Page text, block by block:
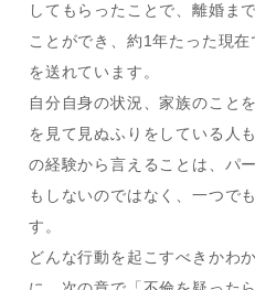
してもらったことで、離婚ま
ことができ、約1年たった現
を送れています。
自分自身の状況、家族のこと
を見て見ぬふりをしている人
の経験から言えることは、パ
もしないのではなく、一つで
す。
どんな行動を起こすべきかわ